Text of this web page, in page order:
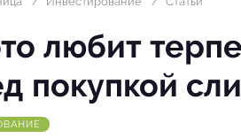
любит
покупкой